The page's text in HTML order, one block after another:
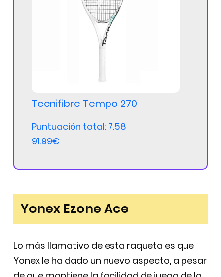
Tecnifibre Tempo 270
Puntuación total: 7.58
91.99€
Yonex Ezone Ace
Lo más llamativo de esta raqueta es que
Yonex le ha dado un nuevo aspecto, a pesar